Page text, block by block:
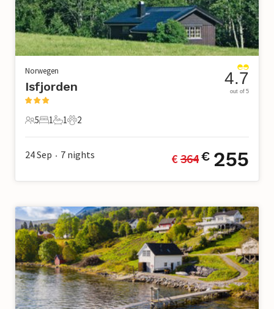
Norwegen
Isfjorden
5 Gäste
5
1 Schlafzimmer
1
1 Badezimmer
1
2 Haustiere
2
4.7
out of 5
24 Sep • 7 nights € 364€ 255